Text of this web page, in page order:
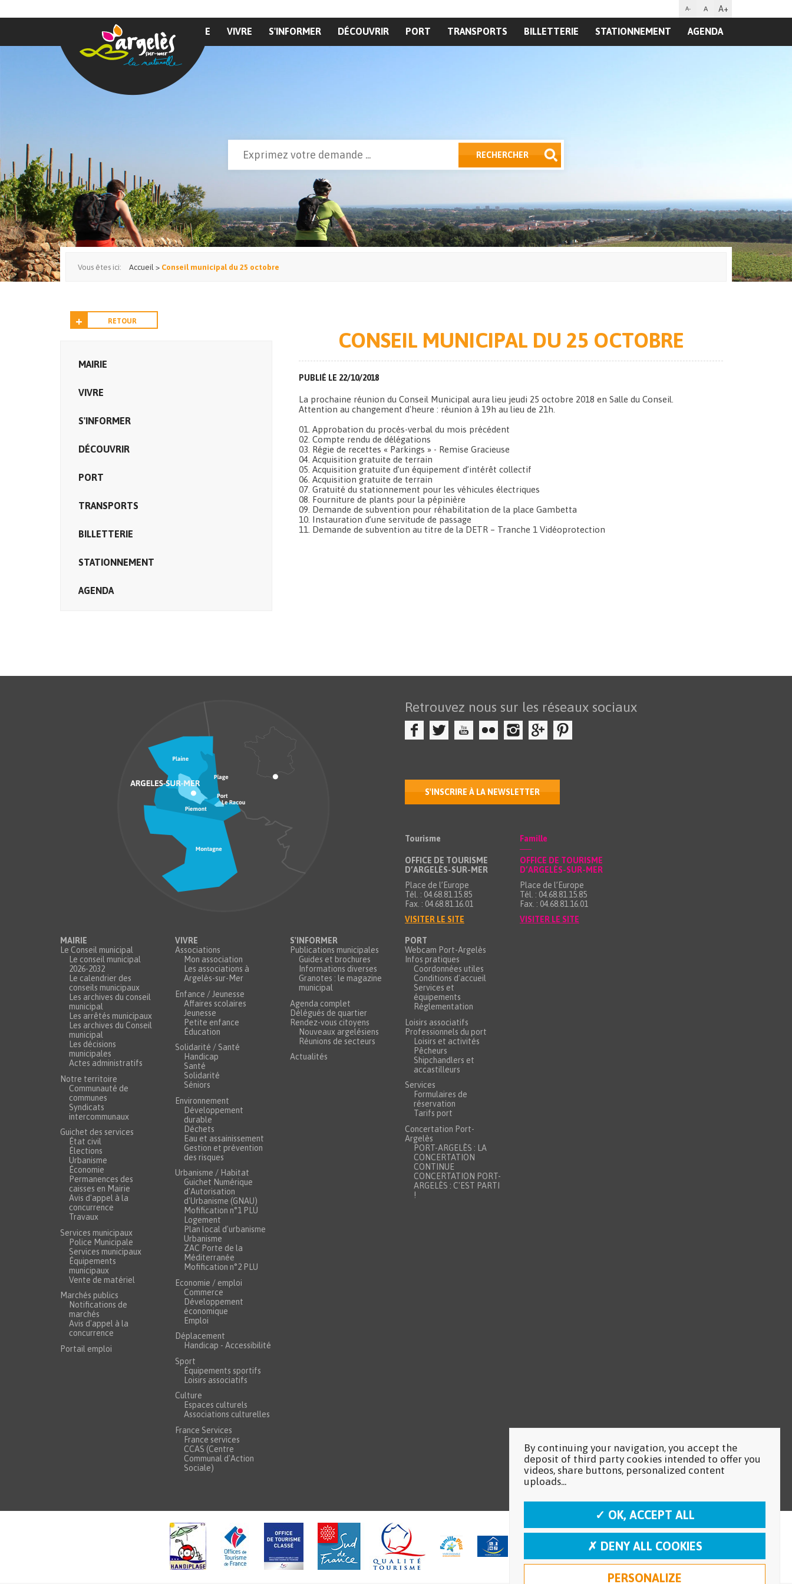
A- A A+
MAIRIE VIVRE S'INFORMER DÉCOUVRIR PORT TRANSPORTS BILLETTERIE STATIONNEMENT AGENDA
Formulaire de recherche RECHERCHER
Vous êtes ici: Accueil > Conseil municipal du 25 octobre
RETOUR
MAIRIE
VIVRE
S'INFORMER
DÉCOUVRIR
PORT
TRANSPORTS
BILLETTERIE
STATIONNEMENT
AGENDA
CONSEIL MUNICIPAL DU 25 OCTOBRE
PUBLIÉ LE 22/10/2018
La prochaine réunion du Conseil Municipal aura lieu jeudi 25 octobre 2018 en Salle du Conseil.
Attention au changement d'heure : réunion à 19h au lieu de 21h.
01. Approbation du procès-verbal du mois précédent
02. Compte rendu de délégations
03. Régie de recettes « Parkings » - Remise Gracieuse
04. Acquisition gratuite de terrain
05. Acquisition gratuite d’un équipement d’intérêt collectif
06. Acquisition gratuite de terrain
07. Gratuité du stationnement pour les véhicules électriques
08. Fourniture de plants pour la pépinière
09. Demande de subvention pour réhabilitation de la place Gambetta
10. Instauration d’une servitude de passage
11. Demande de subvention au titre de la DETR – Tranche 1 Vidéoprotection
Retrouvez nous sur les réseaux sociaux
S'INSCRIRE À LA NEWSLETTER
Tourisme
OFFICE DE TOURISME
D’ARGELÈS-SUR-MER
Place de l’Europe
Tél. : 04.68.81.15.85
Fax. : 04.68.81.16.01
VISITER LE SITE
Famille
OFFICE DE TOURISME
D’ARGELÈS-SUR-MER
Place de l’Europe
Tél. : 04.68.81.15.85
Fax. : 04.68.81.16.01
VISITER LE SITE
MAIRIE
Le Conseil municipal
Le conseil municipal
2026-2032
Le calendrier des
conseils municipaux
Les archives du conseil
municipal
Les arrêtés municipaux
Les archives du Conseil
municipal
Les décisions
municipales
Actes administratifs
Notre territoire
Communauté de
communes
Syndicats
intercommunaux
Guichet des services
État civil
Élections
Urbanisme
Économie
Permanences des
caisses en Mairie
Avis d'appel à la
concurrence
Travaux
Services municipaux
Police Municipale
Services municipaux
Équipements
municipaux
Vente de matériel
Marchés publics
Notifications de
marchés
Avis d'appel à la
concurrence
Portail emploi
VIVRE
Associations
Mon association
Les associations à
Argelès-sur-Mer
Enfance / Jeunesse
Affaires scolaires
Jeunesse
Petite enfance
Éducation
Solidarité / Santé
Handicap
Santé
Solidarité
Séniors
Environnement
Développement
durable
Déchets
Eau et assainissement
Gestion et prévention
des risques
Urbanisme / Habitat
Guichet Numérique
d'Autorisation
d'Urbanisme (GNAU)
Mofification n°1 PLU
Logement
Plan local d'urbanisme
Urbanisme
ZAC Porte de la
Méditerranée
Mofification n°2 PLU
Economie / emploi
Commerce
Développement
économique
Emploi
Déplacement
Handicap - Accessibilité
Sport
Équipements sportifs
Loisirs associatifs
Culture
Espaces culturels
Associations culturelles
France Services
France services
CCAS (Centre
Communal d'Action
Sociale)
S'INFORMER
Publications municipales
Guides et brochures
Informations diverses
Granotes : le magazine
municipal
Agenda complet
Délégués de quartier
Rendez-vous citoyens
Nouveaux argelésiens
Réunions de secteurs
Actualités
PORT
Webcam Port-Argelès
Infos pratiques
Coordonnées utiles
Conditions d'accueil
Services et
équipements
Réglementation
Loisirs associatifs
Professionnels du port
Loisirs et activités
Pêcheurs
Shipchandlers et
accastilleurs
Services
Formulaires de
réservation
Tarifs port
Concertation Port-
Argelès
PORT-ARGELÈS : LA
CONCERTATION
CONTINUE
CONCERTATION PORT-
ARGELÈS : C'EST PARTI
!
By continuing your navigation, you accept the
deposit of third party cookies intended to offer you
videos, share buttons, personalized content
uploads...
✓ OK, ACCEPT ALL
✗ DENY ALL COOKIES
PERSONALIZE